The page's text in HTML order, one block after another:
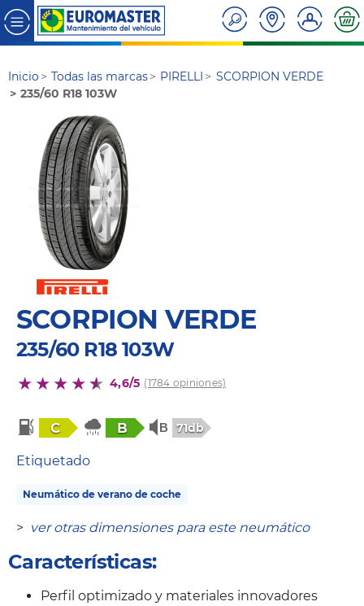
Inicio Todas las marcas PIRELLI
SCORPION VERDE
235/60 R18 103W
SCORPION VERDE
235/60 R18 103W
4,6/5 (1784 opiniones)
C B 71db
Etiquetado
Neumático de verano de coche
> ver otras dimensiones para este neumático
Características:
Perfil optimizado y materiales innovadores